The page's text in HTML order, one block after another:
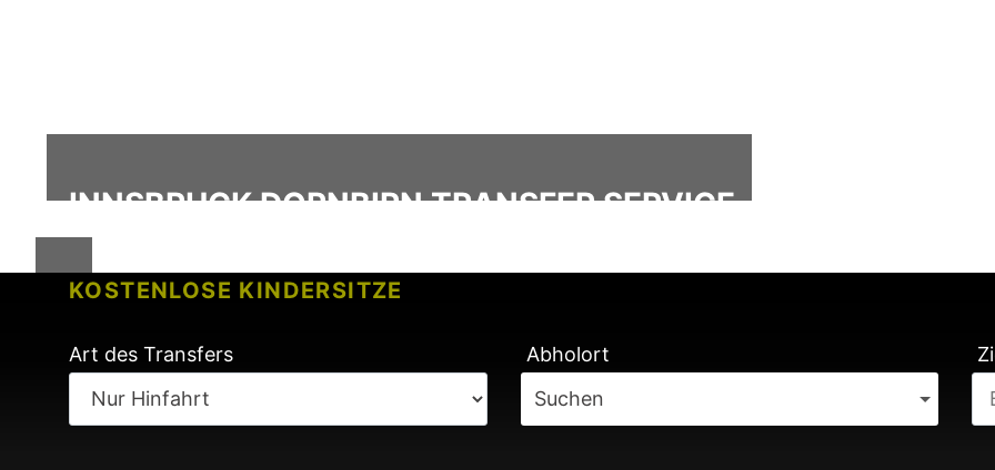
KOSTENLOSE KINDERSITZE
KEINE GEBÜHREN BEI FLUGVERSPÄTUNG
Art des Transfers
Abholort
Suchen
INNSBRUCK DORNBIRN TRANSFER SERVICE